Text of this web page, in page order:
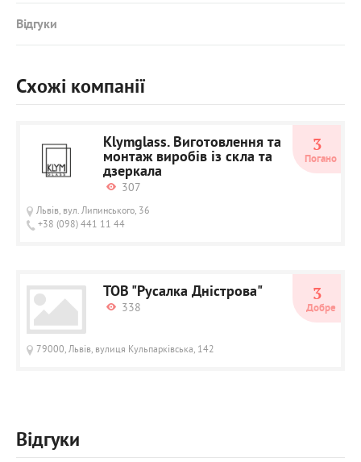
Відгуки
Схожі компанії
Klymglass. Виготовлення та
монтаж виробів із скла та
дзеркала
307
Львів, вул. Липинського, 36
+38 (098) 441 11 44
3
Погано
ТОВ "Русалка Дністрова"
338
79000, Львів, вулиця Кульпарківська, 142
3
Добре
Відгуки